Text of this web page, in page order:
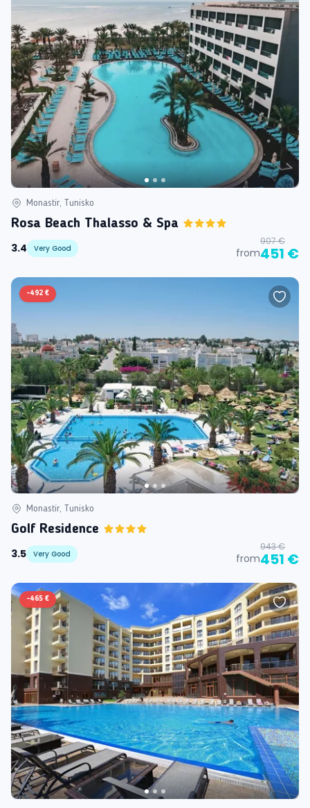
Monastir, Tunisko
Rosa Beach Thalasso & Spa
3.4
Very Good from
907 €
451 €
-492 €
Monastir, Tunisko
Golf Residence
3.5
Very Good from
943 €
451 €
-465 €